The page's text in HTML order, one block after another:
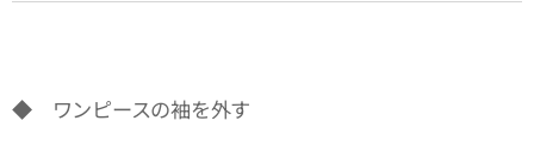
◆ ワンピースの袖を外す